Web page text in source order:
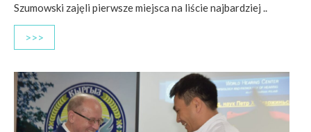
Szumowski zajęli pierwsze miejsca na liście najbardziej ..
>>>